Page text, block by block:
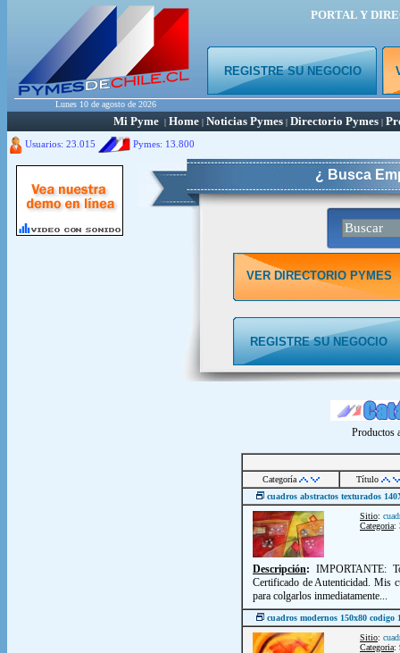
PORTAL Y
REGISTRE SU NEGOCIO
Lunes 10 de agosto de 2026
Mi Pyme | Home | Noticias Pymes | Directorio Pymes |
Usuarios: 23.015 Pymes: 13.800
¿ Busca
VER DIRECTORIO PYMES
REGISTRE SU NEGOCIO
Productos
Categoría
Título
cuadros abstractos texturados
Sitio:
Categoria:
Descripción: IMPORTANTE:
Certificado de Autenticidad. Mis
para colgarlos inmediatamente...
cuadros modernos 150x80
Sitio:
Categoria: